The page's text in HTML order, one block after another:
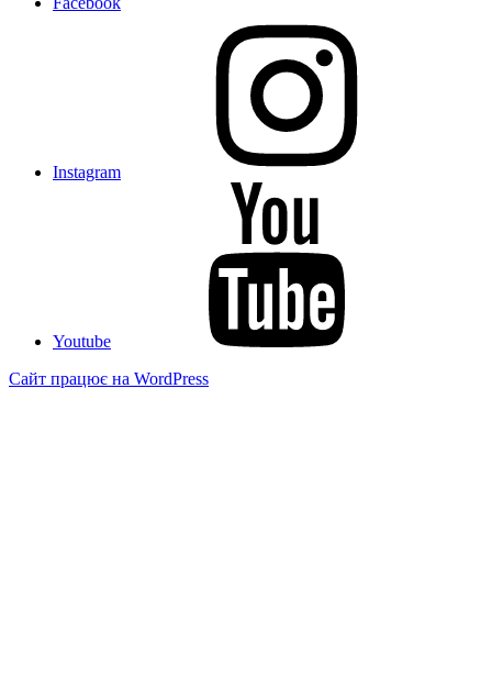
Instagram
Youtube
Сайт працює на WordPress